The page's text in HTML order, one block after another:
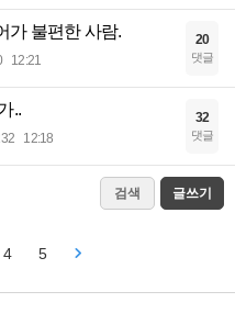
가 불편한 사람.
12:21
20
댓글
..
12:18
32
댓글
검색 글쓰기
4 5